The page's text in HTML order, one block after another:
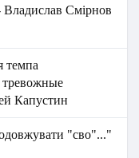
Смірнов
темпа
тревожные
Капустин
"сво"..."